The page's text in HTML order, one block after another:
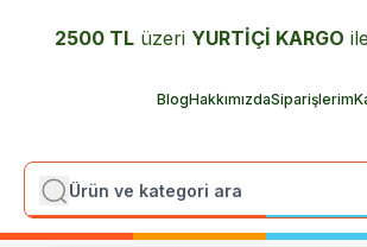
2500 TL üzeri YURTİÇİ KARGO ile
BlogHakkımızdaSiparişlerim